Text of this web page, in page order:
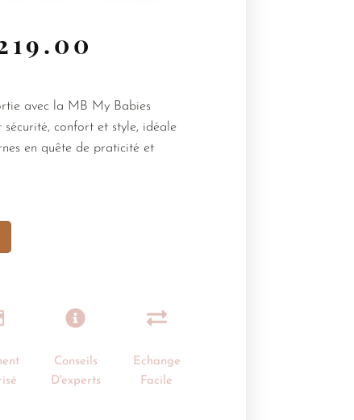
avec la MB My Babies
sécurité, confort et style, idéale
en quête de praticité et
Conseils
D'experts
Echange
Facile